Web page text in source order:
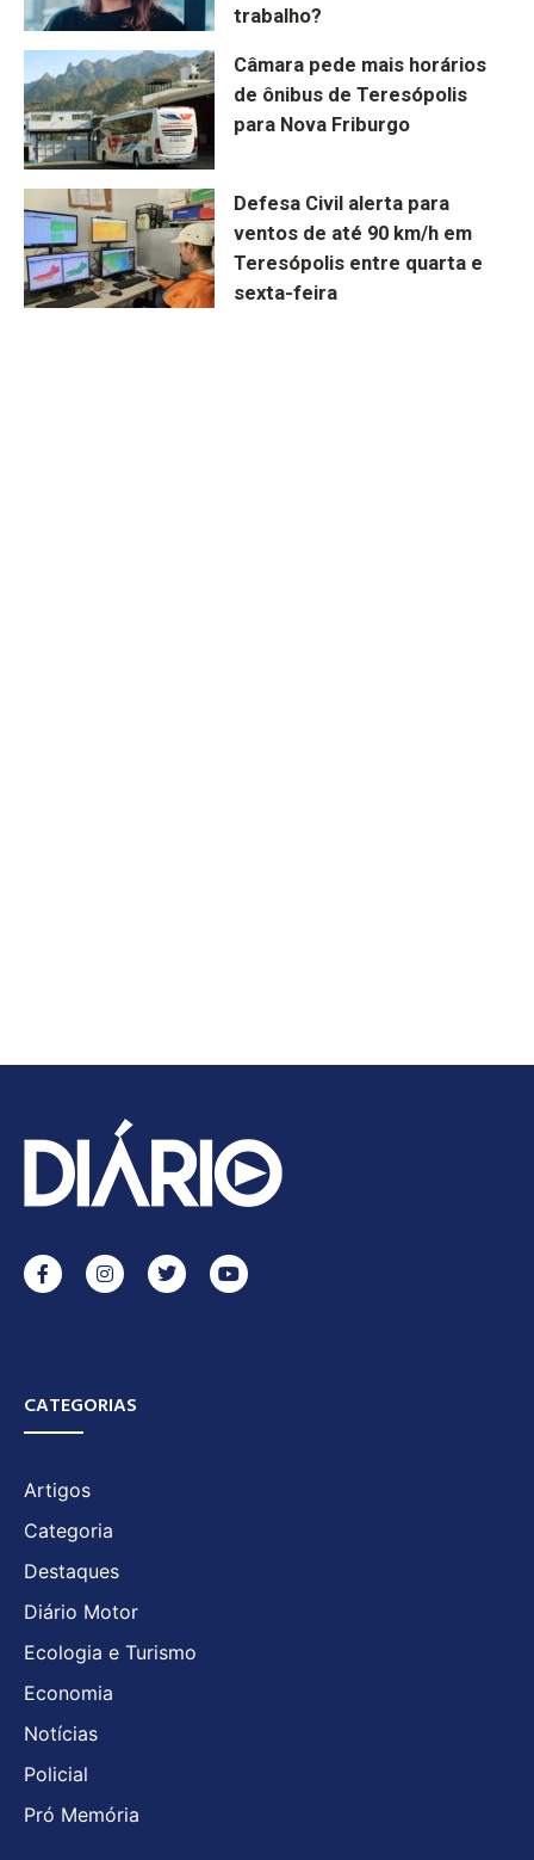
trabalho?
Câmara pede mais horários
de ônibus de Teresópolis
para Nova Friburgo
Defesa Civil alerta para
ventos de até 90 km/h em
Teresópolis entre quarta e
sexta-feira
CATEGORIAS
Artigos
Categoria
Destaques
Diário Motor
Ecologia e Turismo
Economia
Notícias
Policial
Pró Memória